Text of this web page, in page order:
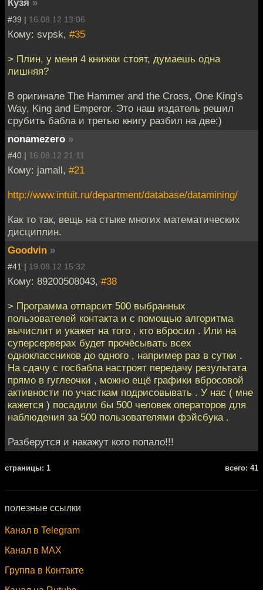
Кузя »
#39 | 16.08.12 13:06
Кому: svpsk, #35
> Плин, у меня 4 книжки стоят, думаешь одна
лишняя?
В оригинале The Hammer and the Cross, One King’s
Way, King and Emperor. Это наш издатель решил
срубить бабла и третью книгу разбил на две:)
nonamezero »
#40 | 16.08.12 21:11
Кому: jamall, #21
http://www.intuit.ru/department/database/datamining/
Как то так, вещь на стыке многих математических
дисциплин.
Goodvin »
#41 | 19.08.12 15:32
Кому: 89200508043, #38
> Программа отпарсит 500 выбранных
пользователей контакта и с помощью алгоритма
вычислит и укажет на того , кто вбросил . Или на
суперсерверах будет прочёсывать всех
одноклассников до одного , например раз в сутки .
На сдачу с госбабла настроят передачу результата
прямо в гуглеочки , можно ещё графики вбросовой
активности по участкам подрисовывать . У нас ( мне
кажется ) посадили бы 500 человек операторов для
наблюдения за 500 пользователями фэйсбука .
Разберутся и накажут кого попало!!!
cтраницы: 1 всего: 41
полезные ссылки
Канал в Telegram
Канал в MAX
Группа в Контакте